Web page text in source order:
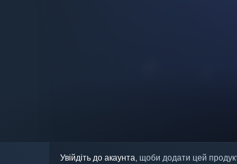
Увійдіть до акаунта, щоби додати цей